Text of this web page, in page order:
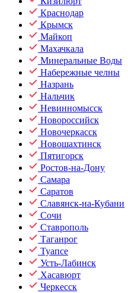
Краснодар
Крымск
Майкоп
Махачкала
Минеральные Воды
Набережные челны
Назрань
Нальчик
Невинномысск
Новороссийск
Новочеркасск
Новошахтинск
Пятигорск
Ростов-на-Дону
Самара
Саратов
Славянск-на-Кубани
Сочи
Ставрополь
Таганрог
Туапсе
Усть-Лабинск
Хасавюрт
Черкесск